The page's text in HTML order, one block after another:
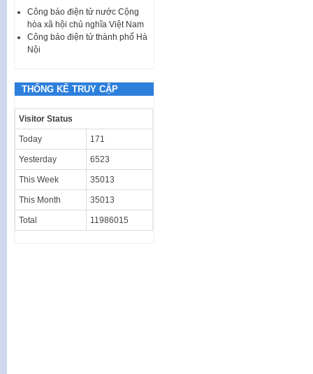
Công báo điện tử nước Cộng
hòa xã hội chủ nghĩa Việt Nam
Công báo điện tử thành phố Hà
Nội
THỐNG KÊ TRUY CẬP
Visitor Status
Today 171
Yesterday 6523
This Week 35013
This Month 35013
Total 11986015